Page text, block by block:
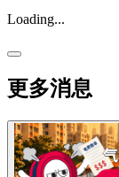
Loading...
更多消息